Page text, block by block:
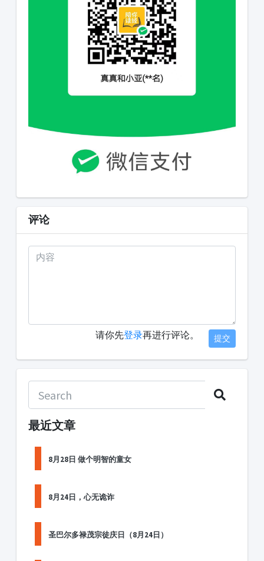
评论
请你先登录再进行评论。 提交
最近文章
8月28日 做个明智的童女
8月24日，心无诡诈
圣巴尔多禄茂宗徒庆日（8月24日）